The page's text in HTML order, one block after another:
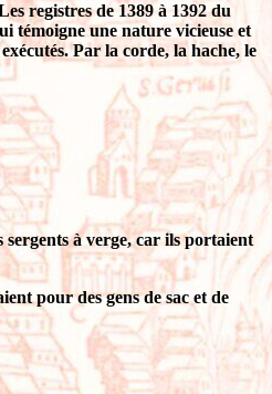
registres de 1389 à 1392 du
témoigne une nature vicieuse et
Par la corde, la hache, le
à verge, car ils portaient
pour des gens de sac et de